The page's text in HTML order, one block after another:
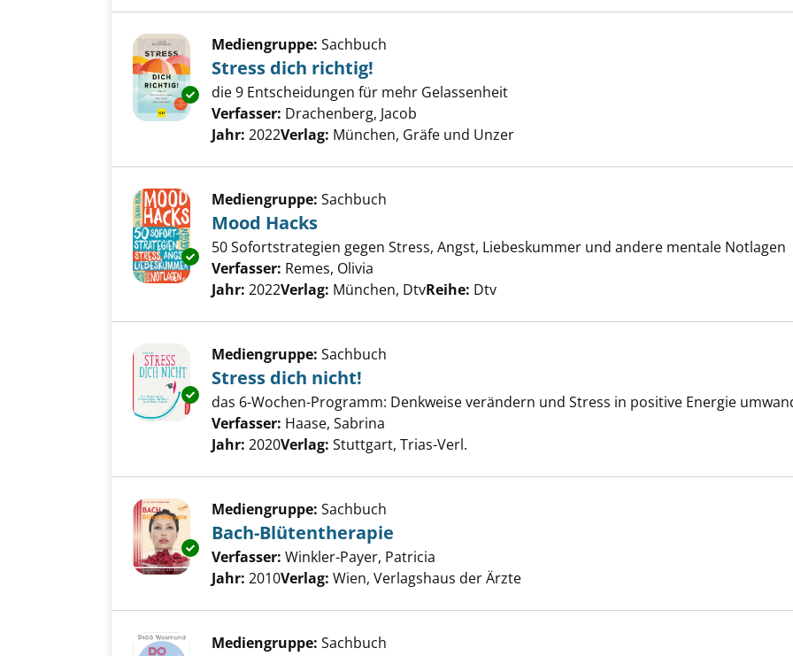
Exemplar-Details von Stress dich richtig! anzeigen
Mediengruppe: Sachbuch
Stress dich richtig!
die 9 Entscheidungen für mehr Gelassenheit
Verfasser: Drachenberg, Jacob
Jahr: 2022Verlag: München, Gräfe und Unzer
Exemplar-Details von Mood Hacks anzeigen
Mediengruppe: Sachbuch
Mood Hacks
50 Sofortstrategien gegen Stress, Angst, Liebeskummer und andere mentale Notlagen
Verfasser: Remes, Olivia
Jahr: 2022Verlag: München, DtvReihe: Dtv
Exemplar-Details von Stress dich nicht! anzeigen
Mediengruppe: Sachbuch
Stress dich nicht!
das 6-Wochen-Programm: Denkweise verändern und Stress in positive Energie
Verfasser: Haase, Sabrina
Jahr: 2020Verlag: Stuttgart, Trias-Verl.
Exemplar-Details von Bach-Blütentherapie anzeigen
Mediengruppe: Sachbuch
Bach-Blütentherapie
Verfasser: Winkler-Payer, Patricia
Jahr: 2010Verlag: Wien, Verlagshaus der Ärzte
Mediengruppe: Sachbuch